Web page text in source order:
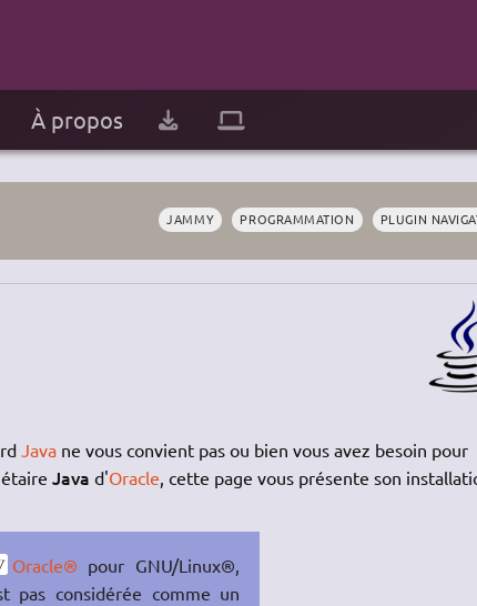
À propos
JAMMY PROGRAMMATION PLUGIN
Javane vous convient pas ou bien vous avez besoin pour
Java d'Oracle , cette page vous présente son
Oracle® pour GNU/Linux®,
pas considérée comme un